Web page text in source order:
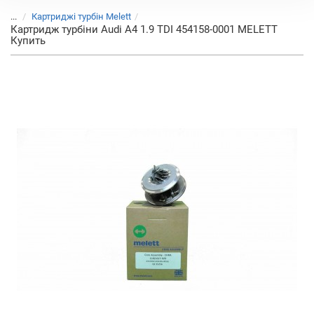
... Картриджі турбін Melett
Картридж турбіни Audi A4 1.9 TDI 454158-0001 MELETT
Купить